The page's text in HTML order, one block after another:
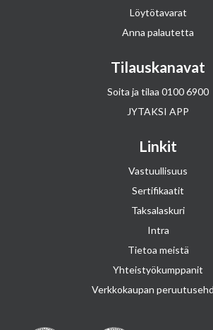
Löytötavarat
Anna palautetta
Tilauskanavat
Soita ja tilaa 0100 6900
JYTAKSI APP
Linkit
Vastuullisuus
Sertifikaatit
Taksalaskuri
Intra
Tietoa meistä
Yhteistyökumppanit
Verkkokaupan